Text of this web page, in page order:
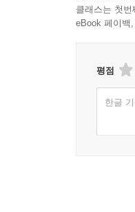
클래스는 첫
eBook 페이백
평점
한글